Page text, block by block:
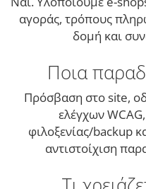
αγοράς, τρόπους
δομή και
Ποια
Πρόσβαση στο site,
ελέγχων
φιλοξενίας/backup
αντιστοίχιση